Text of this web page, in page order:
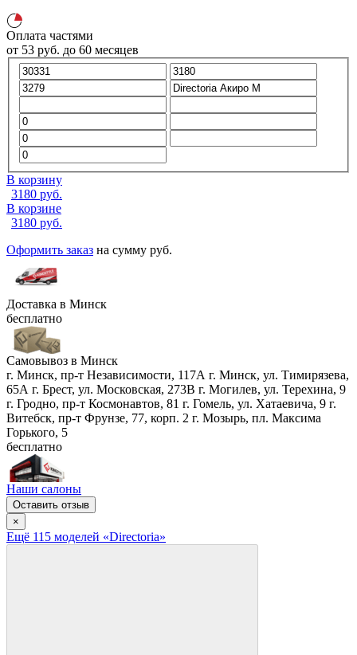
Оплата частями
от 53 руб. до 60 месяцев
В корзину
3180 руб.
В корзине
3180 руб.
Оформить заказ на сумму руб.
Доставка в Минск
бесплатно
Самовывоз в Минск
г. Минск, пр-т Независимости, 117А г. Минск, ул. Тимирязева,
65А г. Брест, ул. Московская, 273В г. Могилев, ул. Терехина, 9
г. Гродно, пр-т Космонавтов, 81 г. Гомель, ул. Хатаевича, 9 г.
Витебск, пр-т Фрунзе, 77, корп. 2 г. Мозырь, пл. Максима
Горького, 5
бесплатно
Наши салоны
Оставить отзыв
×
Ещё 115 моделей «Directoria»